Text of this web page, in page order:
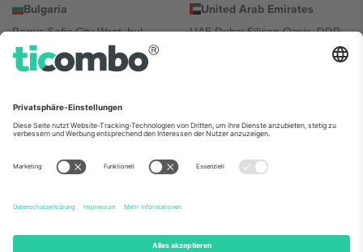
Bulgaria
Regus Sofia City West, bul
Totleben 53-55, 1606 Sofia,
Bulgaria
United Arab Emirates
UAE Dubai Silicon Oasis, DDP
Building A1, Office 302, Dubai,
Mexico
Av Chapultepec 360, Roma
Norte, Cuauhtémoc, 06700
Ciudad de México, CDMX,
Mexico
Die juristische Person des Plattformanbieters kann je nach
Informationen finden Sie auf der jeweiligen Veranstaltungsseite, im